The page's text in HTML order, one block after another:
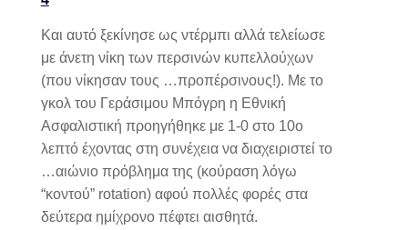
Και αυτό ξεκίνησε ως ντέρμπι αλλά τελείωσε
με άνετη νίκη των περσινών κυπελλούχων
(που νίκησαν τους …προπέρσινους!). Με το
γκολ του Γεράσιμου Μπόγρη η Εθνική
Ασφαλιστική προηγήθηκε με 1-0 στο 10ο
λεπτό έχοντας στη συνέχεια να διαχειριστεί το
…αιώνιο πρόβλημα της (κούραση λόγω
“κοντού” rotation) αφού πολλές φορές στα
δεύτερα ημίχρονο πέφτει αισθητά.